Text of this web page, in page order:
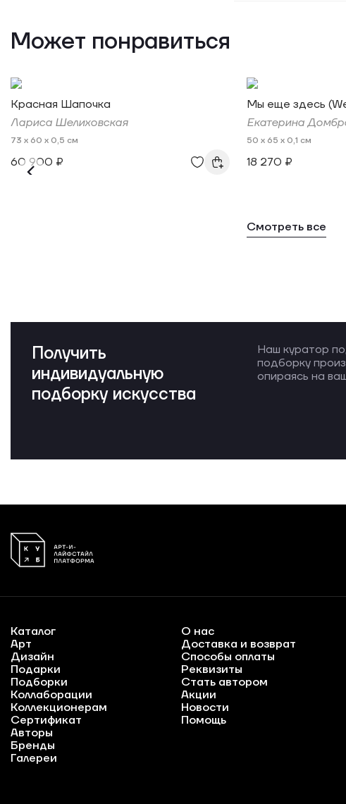
Может понравиться
Красная Шапочка
Лариса Шелиховская
73 x 60 x 0,5 см
60 900 ₽
Мы еще здесь
Екатерина
50 x 65 x 0,1 см
18 270 ₽
Смотреть все
Получить
индивидуальную
подборку искусства
Наш куратор
подборку
опираясь на
Каталог
Арт
Дизайн
Подарки
Подборки
Коллаборации
Коллекционерам
Сертификат
Авторы
Бренды
Галереи
О нас
Доставка и возврат
Способы оплаты
Реквизиты
Стать автором
Акции
Новости
Помощь